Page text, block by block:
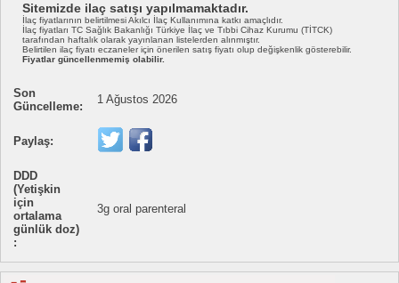
Sitemizde ilaç satışı yapılmamaktadır.
İlaç fiyatlarının belirtilmesi Akılcı İlaç Kullanımına katkı amaçlıdır.
İlaç fiyatları TC Sağlık Bakanlığı Türkiye İlaç ve Tıbbi Cihaz Kurumu (TİTCK)
tarafından haftalık olarak yayınlanan listelerden alınmıştır.
Belirtilen ilaç fiyatı eczaneler için önerilen satış fiyatı olup değişkenlik gösterebilir.
Fiyatlar güncellenmemiş olabilir.
Son
Güncelleme:
1 Ağustos 2026
Paylaş:
DDD
(Yetişkin
için
ortalama
günlük doz)
:
3g oral parenteral